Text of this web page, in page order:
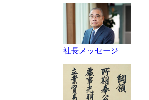
社長メッセージ